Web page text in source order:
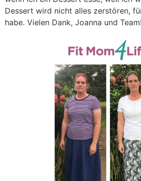
Dessert wird nicht alles zerstören,
habe. Vielen Dank, Joanna und